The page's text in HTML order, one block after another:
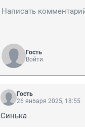
Гость
Войти
Гость
26 января 2025, 18:55
Синька